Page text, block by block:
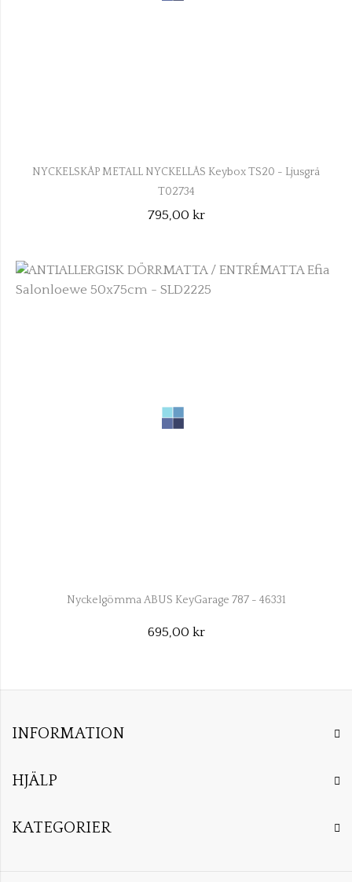
NYCKELSKÅP METALL NYCKELLÅS Keybox TS20 - Ljusgrå
T02734
795,00 kr
Nyckelgömma ABUS KeyGarage 787 - 46331
695,00 kr
INFORMATION
HJÄLP
KATEGORIER